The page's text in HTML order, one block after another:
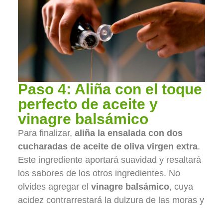
Paso 4: Aliña con el toque
perfecto de aceite y
vinagre balsámico
Para finalizar, aliña la ensalada con dos
cucharadas de aceite de oliva virgen extra.
Este ingrediente aportará suavidad y resaltará
los sabores de los otros ingredientes. No
olvides agregar el vinagre balsámico, cuya
acidez contrarrestará la dulzura de las moras y